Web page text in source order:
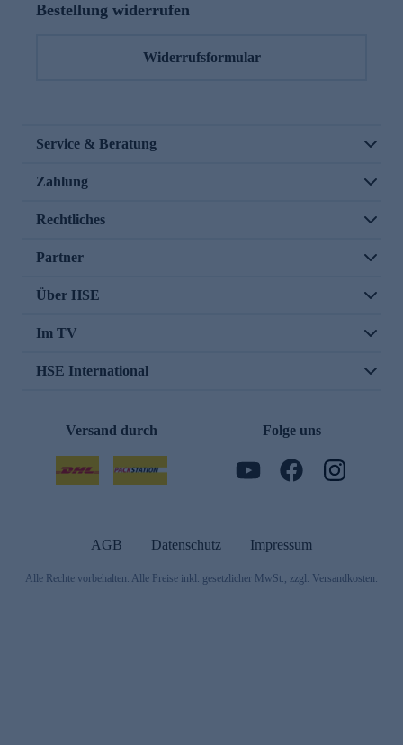
Bestellung widerrufen
Widerrufsformular
Service & Beratung
Zahlung
Rechtliches
Partner
Über HSE
Im TV
HSE International
Versand durch Folge uns
AGB Datenschutz Impressum
Alle Rechte vorbehalten. Alle Preise inkl. gesetzlicher MwSt., zzgl. Versandkosten.